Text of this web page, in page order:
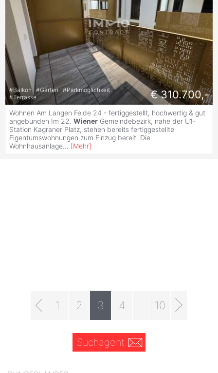
#Balkon #Garten #Parkmöglichkeit
#Terrasse € 310.700,-
Wohnen Am Langen Felde 24 - fertiggestellt, hochwertig & gut
angebunden Im 22. Wiener Gemeindebezirk, nahe der U1-
Station Kagraner Platz, stehen bereits fertiggestellte
Eigentumswohnungen zum Einzug bereit. Die
Wohnhausanlage... [Mehr]
1 2 3 4 10
Suchagent